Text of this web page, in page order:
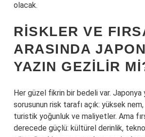
olacak.
RISKLER VE
ARASINDA
YAZIN GEZILIR
Her güzel fikrin bir bedeli var. Japonya
sorusunun risk tarafı açık: yüksek
turistik yoğunluk ve maliyetler. Ama
derecede güçlü: kültürel derinlik,